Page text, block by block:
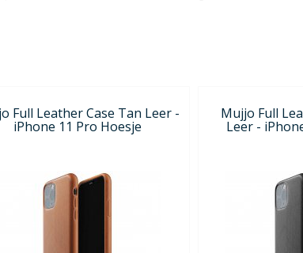
Full Leather Case Tan Leer -
iPhone 11 Pro Hoesje
Mujjo Full
Leer -